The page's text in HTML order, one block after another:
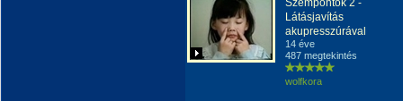
Szempontok 2 -
Látásjavítás
akupresszúrával
14 éve
487 megtekintés
wolfkora